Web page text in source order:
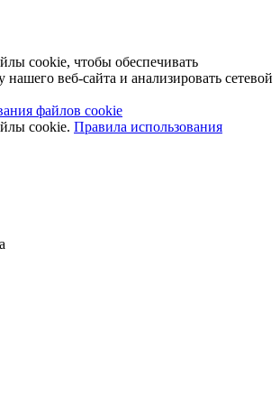
cookie, чтобы обеспечивать
веб-сайта и анализировать сетевой
файлов cookie
cookie. Правила использования